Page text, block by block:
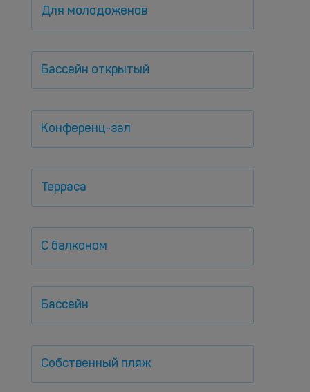
Для молодоженов
Бассейн открытый
Конференц-зал
Терраса
С балконом
Бассейн
Собственный пляж